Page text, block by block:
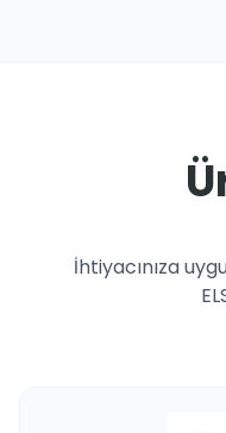
İhtiyacınıza